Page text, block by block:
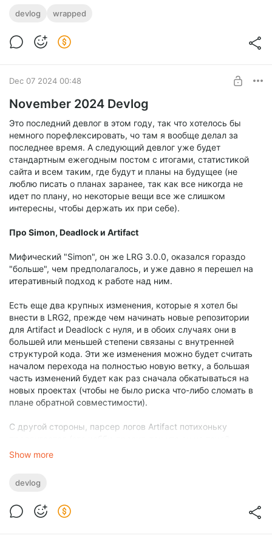
Спектральные итоги 2024
devlog wrapped
Dec 07 2024 00:48
November 2024 Devlog
Это последний девлог в этом году, так что хотелось бы
немного порефлексировать, чо там я вообще делал за
последнее время. А следующий девлог уже будет
стандартным ежегодным постом с итогами, статистикой
сайта и всем таким, где будут и планы на будущее (не
люблю писать о планах заранее, так как все никогда не
идет по плану, но некоторые вещи все же слишком
интересны, чтобы держать их при себе).
Про Simon, Deadlock и Artifact
Мифический "Simon", он же LRG 3.0.0, оказался гораздо
"больше", чем предполагалось, и уже давно я перешел на
итеративный подход к работе над ним.
Есть еще два крупных изменения, которые я хотел бы
внести в LRG2, прежде чем начинать новые репозитории
для Artifact и Deadlock с нуля, и в обоих случаях они в
большей или меньшей степени связаны с внутренней
структурой кода. Эти же изменения можно будет считать
началом перехода на полностью новую ветку, а большая
часть изменений будет как раз сначала обкатываться на
новых проектах (чтобы не было риска что-либо сломать в
плане обратной совместимости).
С другой стороны, парсер логов Artifact потихоньку
приоритетный), что же касается Deadlock -- у меня уже
сети аккаунтов, чтобы получить много данных своими
нескольких турниров. Так что я бы сказал, что отчеты по
Show more
devlog